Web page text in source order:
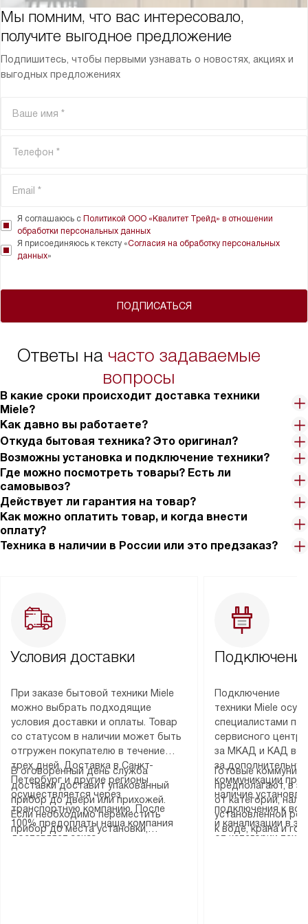
Мы помним, что вас интересовало,
получите выгодное предложение
Подпишитесь, чтобы первыми узнавать о новостях, акциях и
выгодных предложениях
ПОДПИСАТЬСЯ
Я соглашаюсь с Политикой ООО «Квалитет Трейд» в отношении
обработки персональных данных
Я присоединяюсь к тексту «Согласия на обработку персональных
данных»
Ответы на часто задаваемые
вопросы
В какие сроки происходит доставка техники
Miele?
Как давно вы работаете?
Откуда бытовая техника? Это оригинал?
Возможны установка и подключение техники?
Где можно посмотреть товары? Есть ли
самовывоз?
Действует ли гарантия на товар?
Как можно оплатить товар, и когда внести
оплату?
Техника в наличии в России или это предзаказ?
Условия доставки
При заказе бытовой техники Miele
можно выбрать подходящие
условия доставки и оплаты. Товар
со статусом в наличии может быть
отгружен покупателю в течение
трех дней. Доставка в Санкт-
Петербург и другие регионы
осуществляется через
транспортную компанию. После
100% предоплаты наша компания
доставляет заказ
В оговоренный день служба
доставки доставит упакованный
прибор до двери или прихожей.
Если необходимо переместить
прибор до места установки,
Подключение
техники Miele
специалистами
сервисного
за МКАД и КАД
за
коммуникации
наличие
подключения к
и канализации в
от категории
Готовые
предполагают, в
от категории,
установленной
к воде, крана и